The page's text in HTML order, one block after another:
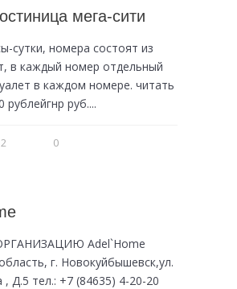
мега-сити
сутки, номера состоят из
в каждый номер отдельный
в каждом номере. читать
рублейгнр руб....
0
Adel`Home
г. Новокуйбышевск,ул.
, Д.5 тел.: +7 (84635) 4-20-20